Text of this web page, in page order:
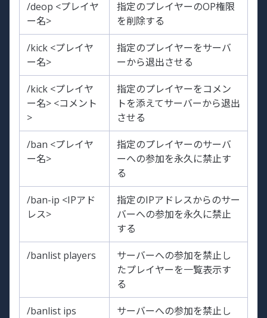
/deop <プレイヤ
ー名>
指定のプレイヤーのOP権限
を削除する
/kick <プレイヤ
ー名>
指定のプレイヤーをサーバ
ーから退出させる
/kick <プレイヤ
ー名> <コメント
>
指定のプレイヤーをコメン
トを添えてサーバーから退出
させる
/ban <プレイヤ
ー名>
指定のプレイヤーのサーバ
ーへの参加を永久に禁止す
る
/ban-ip <IPアド
レス>
指定のIPアドレスからのサー
バーへの参加を永久に禁止
する
/banlist players
サーバーへの参加を禁止し
たプレイヤーを一覧表示す
る
/banlist ips
サーバーへの参加を禁止し